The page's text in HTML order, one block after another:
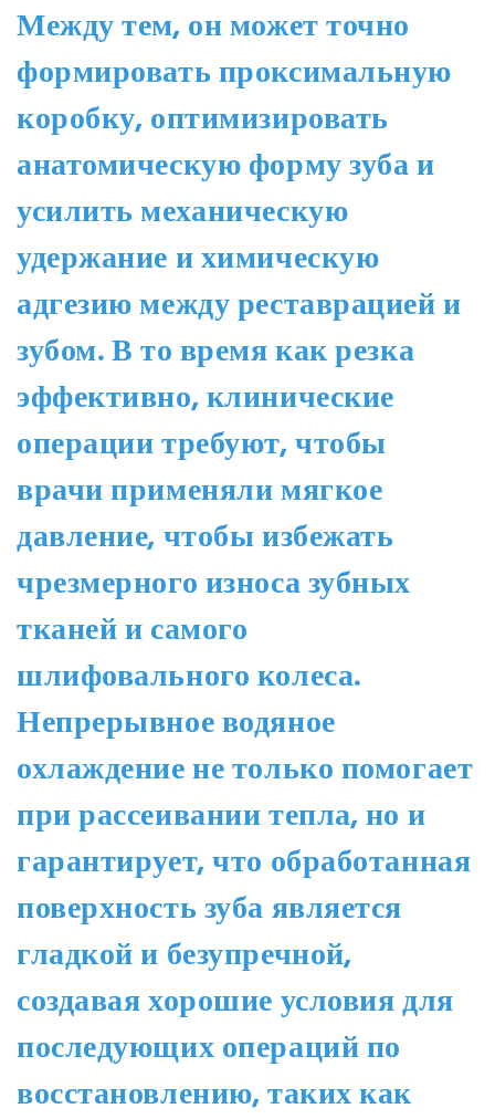
Между тем, он может точно
формировать проксимальную
коробку, оптимизировать
анатомическую форму зуба и
усилить механическую
удержание и химическую
адгезию между реставрацией и
зубом. В то время как резка
эффективно, клинические
операции требуют, чтобы
врачи применяли мягкое
давление, чтобы избежать
чрезмерного износа зубных
тканей и самого
шлифовального колеса.
Непрерывное водяное
охлаждение не только помогает
при рассеивании тепла, но и
гарантирует, что обработанная
поверхность зуба является
гладкой и безупречной,
создавая хорошие условия для
последующих операций по
восстановлению, таких как